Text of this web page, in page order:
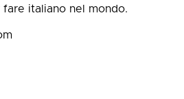
italiano nel mondo.